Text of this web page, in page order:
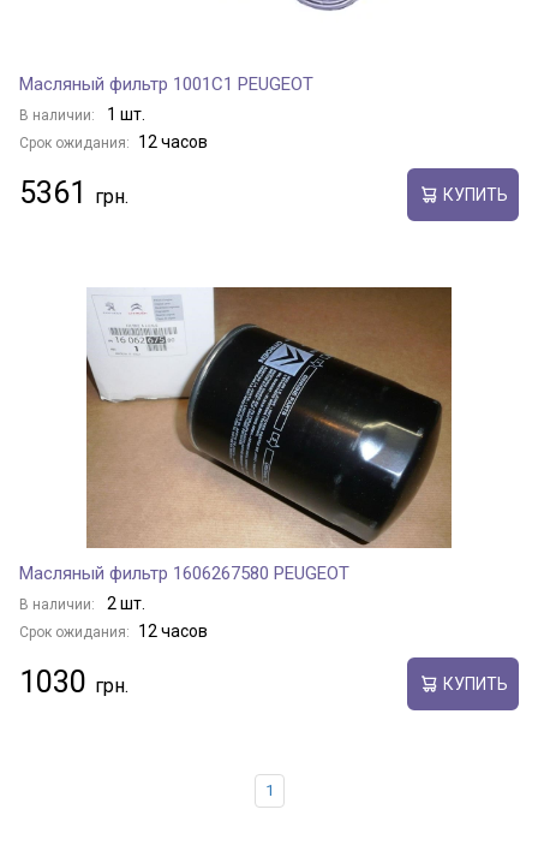
Масляный фильтр 1001C1 PEUGEOT
В наличии: 1 шт.
Срок ожидания: 12 часов
5361 КУПИТЬ
Масляный фильтр 1606267580 PEUGEOT
В наличии: 2 шт.
Срок ожидания: 12 часов
1030 КУПИТЬ
1